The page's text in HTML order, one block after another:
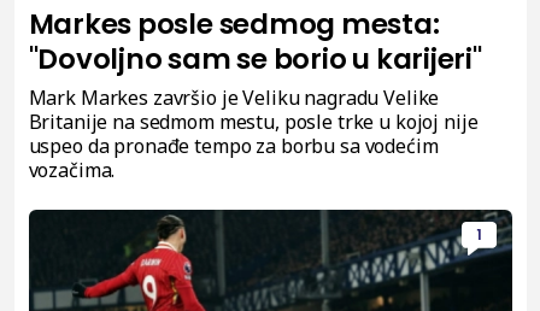
Markes posle sedmog mesta:
"Dovoljno sam se borio u karijeri"
Mark Markes završio je Veliku nagradu Velike
Britanije na sedmom mestu, posle trke u kojoj nije
uspeo da pronađe tempo za borbu sa vodećim
vozačima.
1